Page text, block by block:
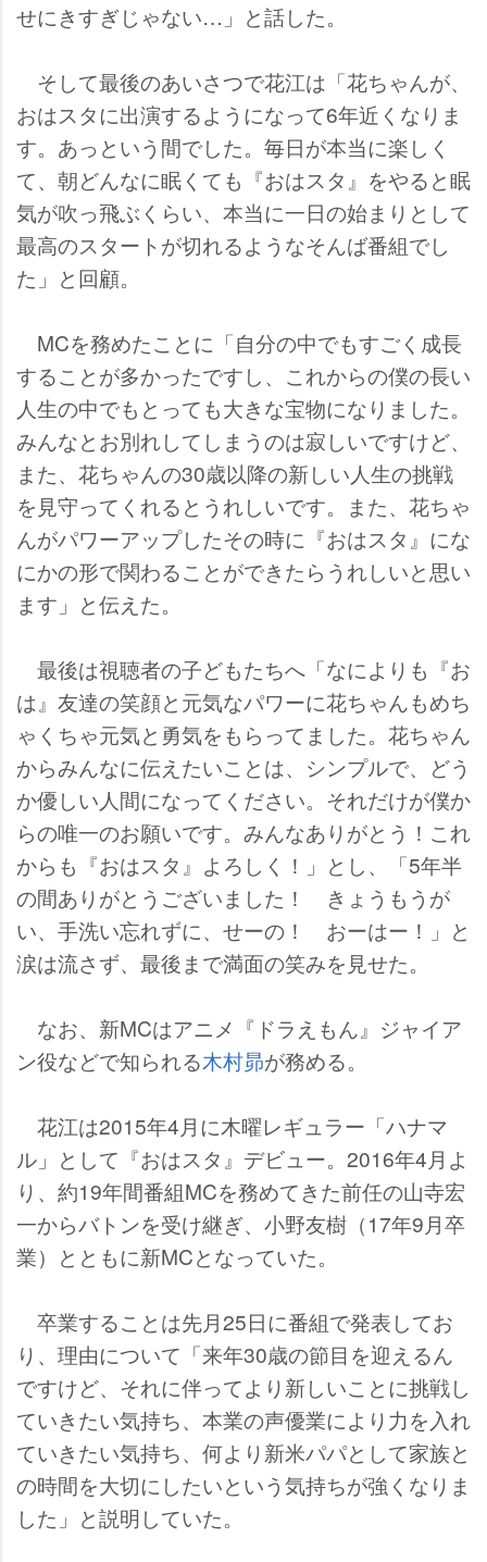
せにきすぎじゃない…」と話した。
そして最後のあいさつで花江は「花ちゃんが、
おはスタに出演するようになって6年近くなりま
す。あっという間でした。毎日が本当に楽しく
て、朝どんなに眠くても『おはスタ』をやると眠
気が吹っ飛ぶくらい、本当に一日の始まりとして
最高のスタートが切れるようなそんば番組でし
た」と回顧。
MCを務めたことに「自分の中でもすごく成長
することが多かったですし、これからの僕の長い
人生の中でもとっても大きな宝物になりました。
みんなとお別れしてしまうのは寂しいですけど、
また、花ちゃんの30歳以降の新しい人生の挑戦
を見守ってくれるとうれしいです。また、花ちゃ
んがパワーアップしたその時に『おはスタ』にな
にかの形で関わることができたらうれしいと思い
ます」と伝えた。
最後は視聴者の子どもたちへ「なによりも『お
は』友達の笑顔と元気なパワーに花ちゃんもめち
ゃくちゃ元気と勇気をもらってました。花ちゃん
からみんなに伝えたいことは、シンプルで、どう
か優しい人間になってください。それだけが僕か
らの唯一のお願いです。みんなありがとう！これ
からも『おはスタ』よろしく！」とし、「5年半
の間ありがとうございました！ きょうもうが
い、手洗い忘れずに、せーの！ おーはー！」と
涙は流さず、最後まで満面の笑みを見せた。
なお、新MCはアニメ『ドラえもん』ジャイア
ン役などで知られる木村昴が務める。
花江は2015年4月に木曜レギュラー「ハナマ
ル」として『おはスタ』デビュー。2016年4月よ
り、約19年間番組MCを務めてきた前任の山寺宏
一からバトンを受け継ぎ、小野友樹（17年9月卒
業）とともに新MCとなっていた。
卒業することは先月25日に番組で発表してお
り、理由について「来年30歳の節目を迎えるん
ですけど、それに伴ってより新しいことに挑戦し
ていきたい気持ち、本業の声優業により力を入れ
ていきたい気持ち、何より新米パパとして家族と
の時間を大切にしたいという気持ちが強くなりま
した」と説明していた。